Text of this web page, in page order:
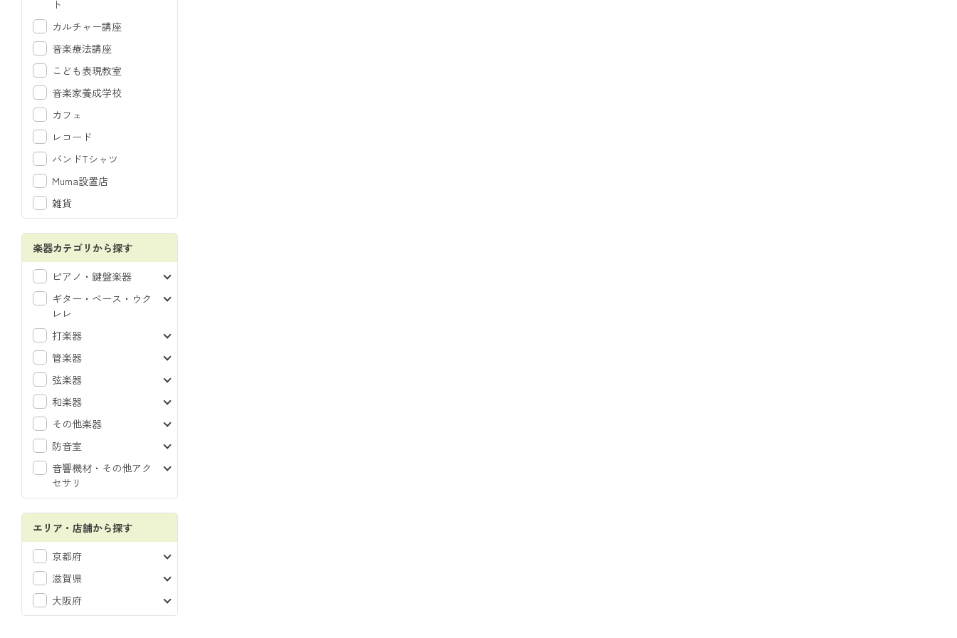
ト
カルチャー講座
音楽療法講座
こども表現教室
音楽家養成学校
カフェ
レコード
バンドTシャツ
Muma設置店
雑貨
楽器カテゴリから探す
ピアノ・鍵盤楽器
ギター・ベース・ウク
レレ
打楽器
管楽器
弦楽器
和楽器
その他楽器
防音室
音響機材・その他アク
セサリ
エリア・店舗から探す
京都府
滋賀県
大阪府